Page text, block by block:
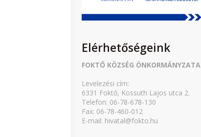
Elérhetőségeink
FOKTŐ KÖZSÉG ÖNKORMÁNYZATA
Levelezési cím:
6331 Foktő, Kossuth Lajos utca 2.
Telefon: 06-78-678-130
Fax: 06-78-460-012
E-mail: hivatal@fokto.hu